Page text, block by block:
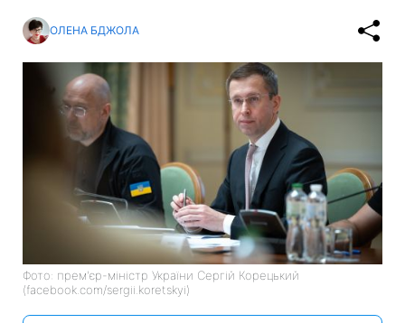
ОЛЕНА БДЖОЛА
Фото: прем'єр-міністр України Сергій Корецький
(facebook.com/sergii.koretskyi)